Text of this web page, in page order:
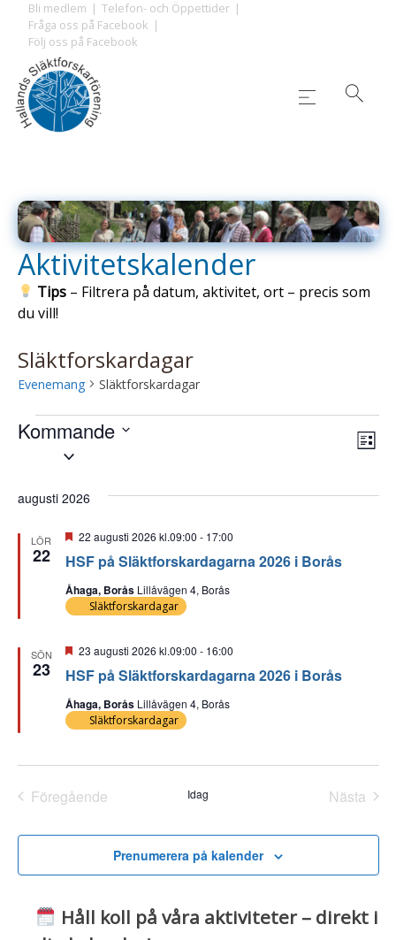
content
Bli medlem
Telefon- och Öppettider
Fråga oss på Facebook
Följ oss på Facebook
Aktivitetskalender
Tips– Filtrera på datum, aktivitet, ort – precis som
du vill!
Släktforskardagar
Evenemang Släktforskardagar
Evenemang
Vy-
Lista
Kommande
augusti 2026
LÖR
22 HSF på Släktforskardagarna 2026 i Borås
Utvalt
22 augusti 2026 kl.09:00 - 17:00
Åhaga, Borås Lillåvägen 4, Borås
Släktforskardagar
SÖN
23 HSF på Släktforskardagarna 2026 i Borås
Utvalt
23 augusti 2026 kl.09:00 - 16:00
Åhaga, Borås Lillåvägen 4, Borås
Släktforskardagar
Föregående
Idag
Nästa
Prenumerera på kalender
Håll koll på våra aktiviteter – direkt i